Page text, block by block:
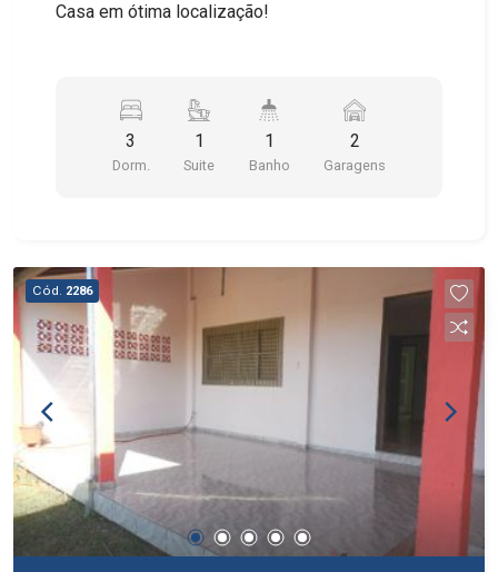
Casa em ótima localização!
3
Dorm.
1
Suite
1
Banho
2
Garagens
Cód. 2286